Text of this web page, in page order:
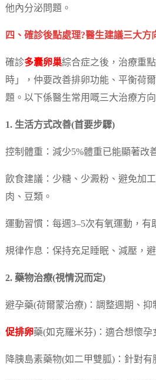
他內分泌問題。
四、確診後點處理?醫生建議三大方
確診多囊卵巢綜合症之後，治療重
時」，仲要改善排卵功能、平衡荷
題。以下係醫生常用嘅三大治療方向
1. 生活方式改善(首要步驟)
控制體重：減少5%體重已能顯著改
飲食建議：少糖、少澱粉、避免加
肉、豆類。
運動習慣：每週3–5次有氧運動，有
規律作息：保持充足睡眠、減壓，
2. 藥物治療(視情況而定)
避孕藥(荷爾蒙治療)：調整週期、抑
促排卵藥(如克羅米芬)：適合想懷孕
降胰島素藥物(如二甲雙胍)：針對有